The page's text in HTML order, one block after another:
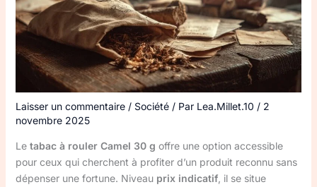
Laisser un commentaire / Société/ Par Lea.Millet.10 / 2
novembre 2025
Le tabac à rouler Camel 30 g offre une option accessible
pour ceux qui cherchent à profiter d’un produit reconnu sans
dépenser une fortune. Niveau prix indicatif, il se situe